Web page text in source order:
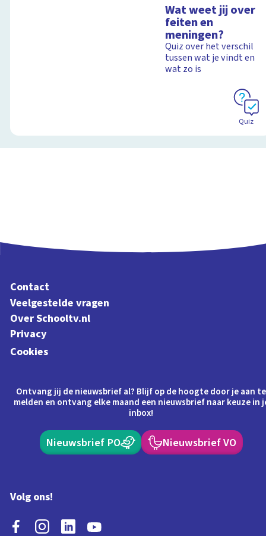
Wat weet jij over
feiten en
meningen?
Quiz over het verschil
tussen wat je vindt en
wat zo is
Quiz
Contact
Veelgestelde vragen
Over Schooltv.nl
Privacy
Cookies
Ontvang jij de nieuwsbrief al? Blijf op de hoogte door je aan te
melden en ontvang elke maand een nieuwsbrief naar keuze in
inbox!
Nieuwsbrief PO Nieuwsbrief VO
Volg ons!